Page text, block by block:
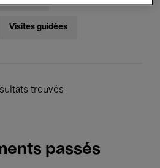
Visites guidées
trouvés
passés